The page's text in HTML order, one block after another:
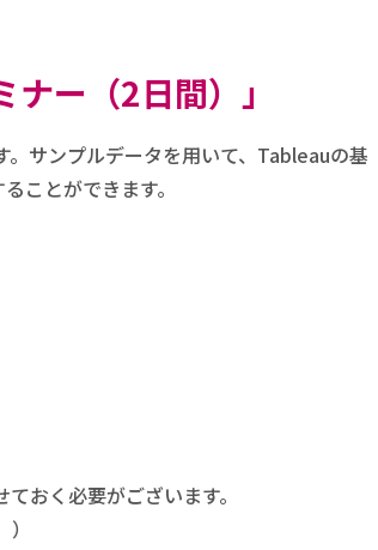
ー（2日間）」
サンプルデータを用いて、Tableauの基
ことができます。
おく必要がございます。